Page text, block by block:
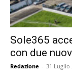
Sole365
con due
Redazione - 31 Luglio